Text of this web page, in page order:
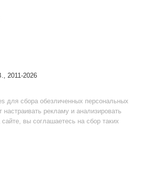
2011-2026
для сбора обезличенных персональных
рекламу и анализировать
вы соглашаетесь на сбор таких